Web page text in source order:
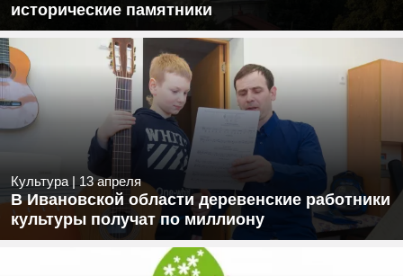
исторические памятники
Культура | 13 апреля
В Ивановской области деревенские работники
культуры получат по миллиону